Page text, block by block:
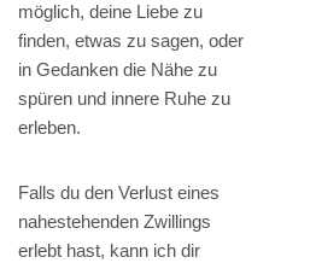
möglich, deine Liebe zu
finden, etwas zu sagen, oder
in Gedanken die Nähe zu
spüren und innere Ruhe zu
erleben.
Falls du den Verlust eines
nahestehenden Zwillings
erlebt hast, kann ich dir